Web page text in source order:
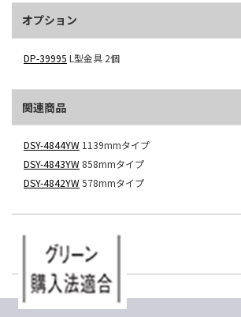
オプション
DP-39995 L型金具 2個
関連商品
DSY-4844YW 1139mmタイプ
DSY-4843YW 858mmタイプ
DSY-4842YW578mmタイプ